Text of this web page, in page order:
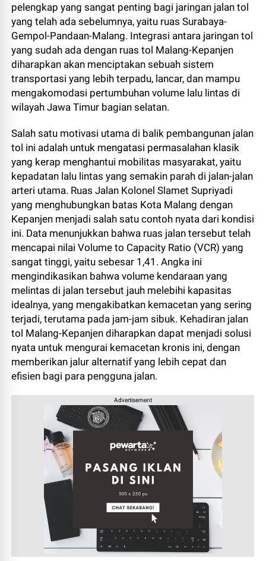
pelengkap yang sangat penting bagi jaringan jalan tol
yang telah ada sebelumnya, yaitu ruas Surabaya-
Gempol-Pandaan-Malang. Integrasi antara jaringan tol
yang sudah ada dengan ruas tol Malang-Kepanjen
diharapkan akan menciptakan sebuah sistem
transportasi yang lebih terpadu, lancar, dan mampu
mengakomodasi pertumbuhan volume lalu lintas di
wilayah Jawa Timur bagian selatan.
Salah satu motivasi utama di balik pembangunan jalan
tol ini adalah untuk mengatasi permasalahan klasik
yang kerap menghantui mobilitas masyarakat, yaitu
kepadatan lalu lintas yang semakin parah di jalan-jalan
arteri utama. Ruas Jalan Kolonel Slamet Supriyadi
yang menghubungkan batas Kota Malang dengan
Kepanjen menjadi salah satu contoh nyata dari kondisi
ini. Data menunjukkan bahwa ruas jalan tersebut telah
mencapai nilai Volume to Capacity Ratio (VCR) yang
sangat tinggi, yaitu sebesar 1,41. Angka ini
mengindikasikan bahwa volume kendaraan yang
melintas di jalan tersebut jauh melebihi kapasitas
idealnya, yang mengakibatkan kemacetan yang sering
terjadi, terutama pada jam-jam sibuk. Kehadiran jalan
tol Malang-Kepanjen diharapkan dapat menjadi solusi
nyata untuk mengurai kemacetan kronis ini, dengan
memberikan jalur alternatif yang lebih cepat dan
efisien bagi para pengguna jalan.
Advertisement